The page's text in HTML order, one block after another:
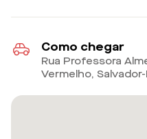
Como chegar
Rua Professora
Vermelho,